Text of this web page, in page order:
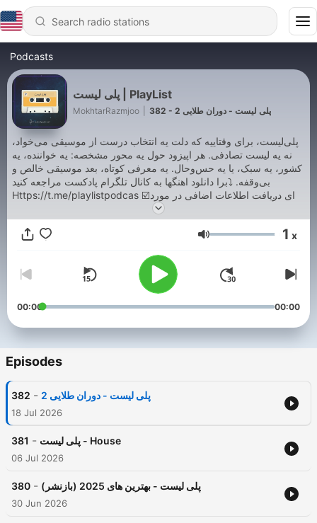
Podcasts
پلی لیست | PlayList
MokhtarRazmjoo 382 - پلی لیست - دوران طلایی 2
پلی‌لیست، برای وقتاییه که دلت یه انتخاب درست از موسیقی می‌خواد،
نه یه لیست تصادفی. هر اپیزود حول یه محور مشخصه: یه خواننده، یه
کشور، یه سبک، یا یه حس‌وحال. یه معرفی کوتاه، بعد موسیقی خالص و
بی‌وقفه. ⤵️برا دانلود اهنگها به کانال تلگرام پادکست مراجعه کنید
Https://t.me/playlistpodcas ☑️برای دریافت اطلاعات اضافی در مورد
محتوای اپیزود ها تو شبکه های اجتماعی پلی لیست عضو بشید
Insta:https://instagram.com/Mokhtarrazmjooo دکمه
نارنجی(Subscribe) مشترک شدن رو کلیک کنید تا هر پنج شنبه از انتشار
قلب ❤️ رو فشار بدید . و برای ارسال به کسی که فکر میکنید ممکنه
خوشش بیاد دکمه اشتراک گذاری 🔱 رو فشار بدید. ⭕️*توجه* تمام
محتوای این پادکست براساس انتخاب کاربران خواهد بود پس اگر
تم,مود,موضوع,سبک ,استایل,خواننده ,ژانر و...خاصی مد نظرتون بود
Volume 1 x
00:00 00:00
Episodes
382 - پلی لیست - دوران طلایی 2
18 Jul 2026
381 - پلی لیست - House
06 Jul 2026
380 - پلی لیست - بهترین های 2025 (بازنشر)
30 Jun 2026